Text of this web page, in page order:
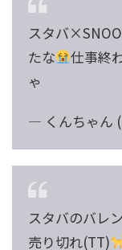
スタバ
たな
仕事終
ゃ
— くんちゃん
スタバのバレ
売り切れ(TT)